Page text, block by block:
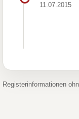
11.07.2015
Registerinformationen